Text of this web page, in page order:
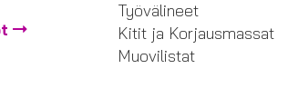
Työvälineet
Kitit ja Korjausmassat
Muovilistat